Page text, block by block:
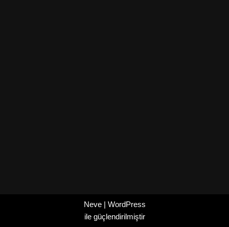
Neve| WordPress
ile güçlendirilmiştir